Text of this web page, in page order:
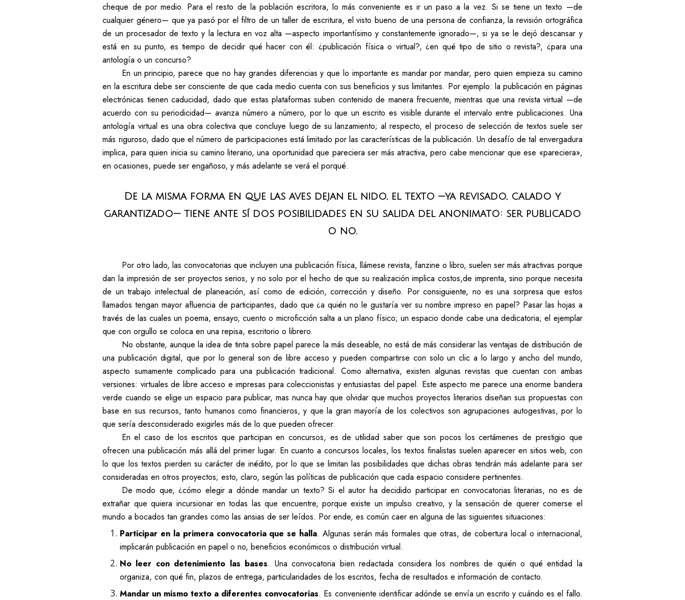
cheque de por medio. Para el resto de la población escritora, lo más conveniente es ir un paso a la vez. Si se tiene un texto —de
cualquier género— que ya pasó por el filtro de un taller de escritura, el visto bueno de una persona de confianza, la revisión ortográfica
de un procesador de texto y la lectura en voz alta —aspecto importantísimo y constantemente ignorado—, si ya se le dejó descansar y
está en su punto, es tiempo de decidir qué hacer con él: ¿publicación física o virtual?, ¿en qué tipo de sitio o revista?, ¿para una
antología o un concurso?
En un principio, parece que no hay grandes diferencias y que lo importante es mandar por mandar, pero quien empieza su camino
en la escritura debe ser consciente de que cada medio cuenta con sus beneficios y sus limitantes. Por ejemplo: la publicación en páginas
electrónicas tienen caducidad, dado que estas plataformas suben contenido de manera frecuente, mientras que una revista virtual —de
acuerdo con su periodicidad— avanza número a número, por lo que un escrito es visible durante el intervalo entre publicaciones. Una
antología virtual es una obra colectiva que concluye luego de su lanzamiento; al respecto, el proceso de selección de textos suele ser
más riguroso, dado que el número de participaciones está limitado por las características de la publicación. Un desafío de tal envergadura
implica, para quien inicia su camino literario, una oportunidad que pareciera ser más atractiva, pero cabe mencionar que ese «pareciera»,
en ocasiones, puede ser engañoso, y más adelante se verá el porqué.
De la misma forma en que las aves dejan el nido, el texto —ya revisado, calado y
garantizado— tiene ante sí dos posibilidades en su salida del anonimato: ser publicado
o no.
Por otro lado, las convocatorias que incluyen una publicación física, llámese revista, fanzine o libro, suelen ser más atractivas porque
dan la impresión de ser proyectos serios, y no solo por el hecho de que su realización implica costos,de imprenta, sino porque necesita
de un trabajo intelectual de planeación, así como de edición, corrección y diseño. Por consiguiente, no es una sorpresa que estos
llamados tengan mayor afluencia de participantes, dado que ¿a quién no le gustaría ver su nombre impreso en papel? Pasar las hojas a
través de las cuales un poema, ensayo, cuento o microficción salta a un plano físico; un espacio donde cabe una dedicatoria; el ejemplar
que con orgullo se coloca en una repisa, escritorio o librero.
No obstante, aunque la idea de tinta sobre papel parece la más deseable, no está de más considerar las ventajas de distribución de
una publicación digital, que por lo general son de libre acceso y pueden compartirse con solo un clic a lo largo y ancho del mundo,
aspecto sumamente complicado para una publicación tradicional. Como alternativa, existen algunas revistas que cuentan con ambas
versiones: virtuales de libre acceso e impresas para coleccionistas y entusiastas del papel. Este aspecto me parece una enorme bandera
verde cuando se elige un espacio para publicar, mas nunca hay que olvidar que muchos proyectos literarios diseñan sus propuestas con
base en sus recursos, tanto humanos como financieros, y que la gran mayoría de los colectivos son agrupaciones autogestivas, por lo
que sería desconsiderado exigirles más de lo que pueden ofrecer.
En el caso de los escritos que participan en concursos, es de utilidad saber que son pocos los certámenes de prestigio que
ofrecen una publicación más allá del primer lugar. En cuanto a concursos locales, los textos finalistas suelen aparecer en sitios web, con
lo que los textos pierden su carácter de inédito, por lo que se limitan las posibilidades que dichas obras tendrán más adelante para ser
consideradas en otros proyectos; esto, claro, según las políticas de publicación que cada espacio considere pertinentes.
De modo que, ¿cómo elegir a dónde mandar un texto? Si el autor ha decidido participar en convocatorias literarias, no es de
extrañar que quiera incursionar en todas las que encuentre, porque existe un impulso creativo, y la sensación de querer comerse el
mundo a bocados tan grandes como las ansias de ser leídos. Por ende, es común caer en alguna de las siguientes situaciones:
Participar en la primera convocatoria que se halla. Algunas serán más formales que otras, de cobertura local o internacional,
implicarán publicación en papel o no, beneficios económicos o distribución virtual.
No leer con detenimiento las bases. Una convocatoria bien redactada considera los nombres de quién o qué entidad la
organiza, con qué fin, plazos de entrega, particularidades de los escritos, fecha de resultados e información de contacto.
Mandar un mismo texto a diferentes convocatorias. Es conveniente identificar adónde se envía un escrito y cuándo es el fallo.